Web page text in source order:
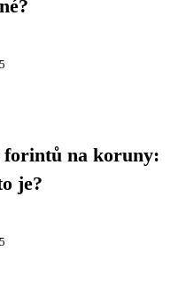
forintů na koruny:
je?